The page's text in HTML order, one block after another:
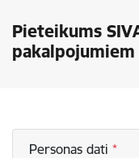
Pieteikums
pakalpojumiem
Personas dati